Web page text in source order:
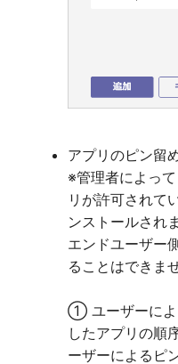
アプリのピン留
※管理者によっ
リが許可されて
ンストールされ
エンドユーザー
ることはできま
① ユーザーによ
したアプリの順
ーザーによるピ